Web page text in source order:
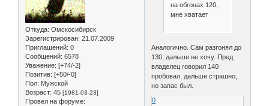
Откуда: Омскосибирск
Зарегистрирован: 21.07.2009
Приглашений: 0
Сообщений: 6578
Уважение: [+74/-2]
Позитив: [+50/-0]
Пол: Мужской
Возраст: 45 [1981-03-23]
Провел на форуме:
на обгонах 120,
мне хватает
Аналогично. Сам разгонял до
130, дальше не хочу. Пред
владелец говорил 140
пробовал, дальше страшно,
но запас был.
0